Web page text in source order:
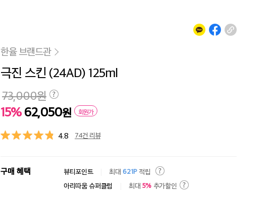
한율 브랜드관
극진 스킨 (24AD) 125ml
15% 62,050원 회원가
73,000원
4.8 74건 리뷰
구매 혜택 뷰티포인트 최대621P적립
아리따움 슈퍼클럽
최대 5% 추가할인